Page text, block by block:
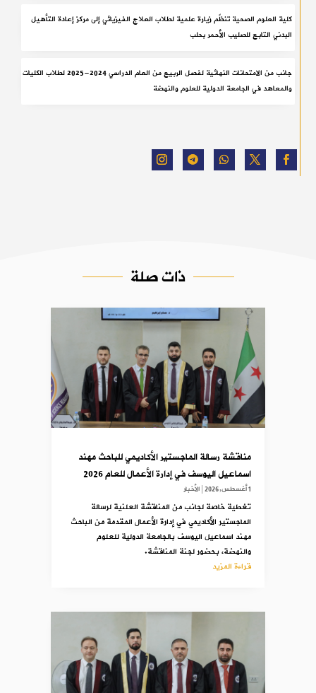
كلية العلوم الصحية تنظّم زيارة علمية لطلاب العلاج الفيزيائي إلى مركز إعادة التأهيل
البدني التابع للصليب الأحمر بحلب
جانب من الامتحانات النهائية لفصل الربيع من العام الدراسي 2024-2025 لطلاب الكليات
والمعاهد في الجامعة الدولية للعلوم والنهضة
ذات صلة
مناقشة رسالة الماجستير الأكاديمي للباحث مهند
اسماعيل اليوسف في إدارة الأعمال للعام 2026
1 أغسطس,2026 |الأخبار
تغطية خاصة لجانب من المناقشة العلنية لرسالة
الماجستير الأكاديمي في إدارة الأعمال المقدمة من الباحث
مهند اسماعيل اليوسف بالجامعة الدولية للعلوم
والنهضة، بحضور لجنة المناقشة.
قراءة المزيد